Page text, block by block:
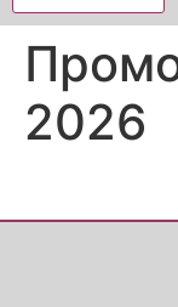
2026